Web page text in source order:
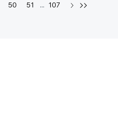
50 51 ... 107